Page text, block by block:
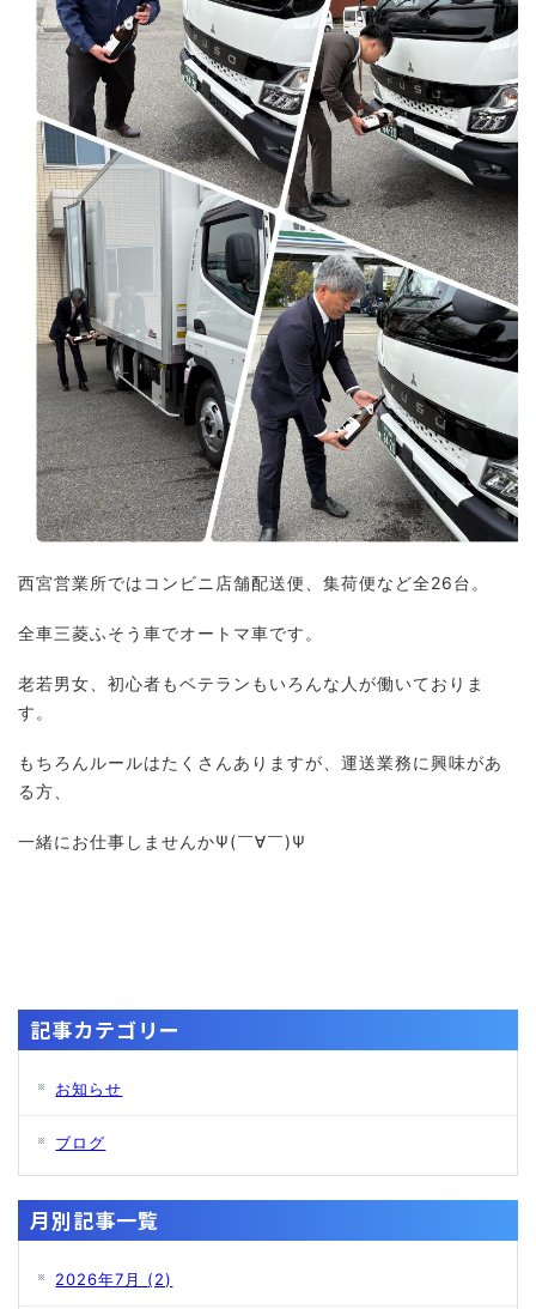
西宮営業所ではコンビニ店舗配送便、集荷便など全26台。
全車三菱ふそう車でオートマ車です。
老若男女、初心者もベテランもいろんな人が働いておりま
す。
もちろんルールはたくさんありますが、運送業務に興味があ
る方、
一緒にお仕事しませんかΨ(￣∀￣)Ψ
記事カテゴリー
お知らせ
ブログ
月別記事一覧
2026年7月 (2)